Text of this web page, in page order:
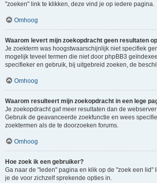
"zoeken" link te klikken, deze vind je op iedere pagina.
Omhoog
Waarom levert mijn zoekopdracht geen resultaten
Je zoekterm was hoogstwaarschijnlijk niet specifiek
mogelijk teveel termen die niet door phpBB3
specifieker en gebruik, bij uitgebreid zoeken, de
Omhoog
Waarom resulteert mijn zoekopdracht in een lege
Je zoekopdracht gaf meer resultaten dan de
Gebruik de geavanceerde zoekfunctie en wees
zoektermen als de te doorzoeken forums.
Omhoog
Hoe zoek ik een gebruiker?
Ga naar de "leden" pagina en klik op de "zoek een lid"
je de voor zichzelf sprekende opties in.